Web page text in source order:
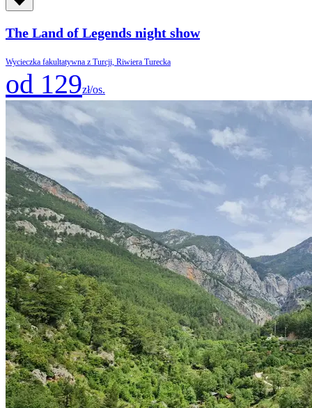
The Land of Legends night show
Wycieczka fakultatywna z Turcji, Riwiera Turecka
od 129zł/os.